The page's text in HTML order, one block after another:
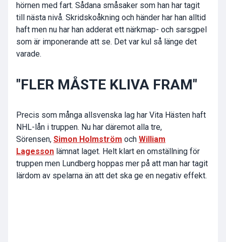
hörnen med fart. Sådana småsaker som han har tagit
till nästa nivå. Skridskoåkning och händer har han alltid
haft men nu har han adderat ett närkmap- och sarsgpel
som är imponerande att se. Det var kul så länge det
varade.
"FLER MÅSTE KLIVA FRAM"
Precis som många allsvenska lag har Vita Hästen haft
NHL-lån i truppen. Nu har däremot alla tre,
Sörensen, Simon Holmström och William
Lagesson lämnat laget. Helt klart en omställning för
truppen men Lundberg hoppas mer på att man har tagit
lärdom av spelarna än att det ska ge en negativ effekt.